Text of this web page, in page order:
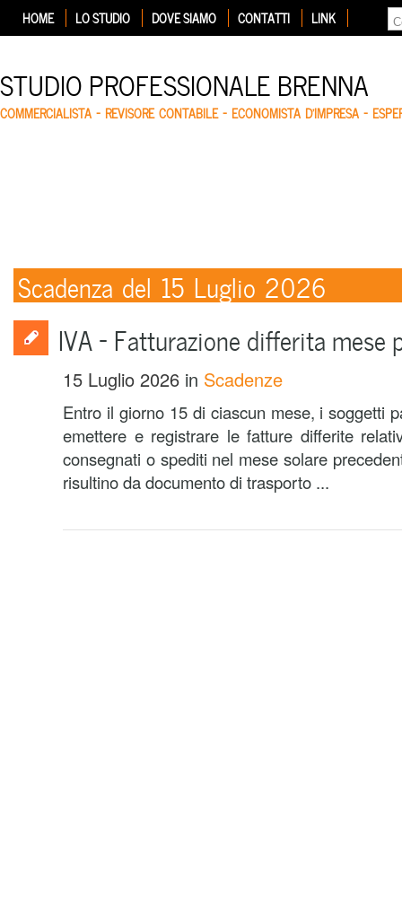
HOME LO STUDIO DOVE SIAMO CONTATTI LINK
STUDIO PROFESSIONALE BRENNA
COMMERCIALISTA – REVISORE CONTABILE – ECONOMISTA D'IMPRESA –
Scadenza del 15 Luglio 2026
IVA – Fatturazione differita mese
15 Luglio 2026 in Scadenze
Entro il giorno 15 di ciascun mese, i soggetti
emettere e registrare le fatture differite
consegnati o spediti nel mese solare
risultino da documento di trasporto ...